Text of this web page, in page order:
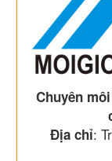
Chuyên
Địa chỉ: